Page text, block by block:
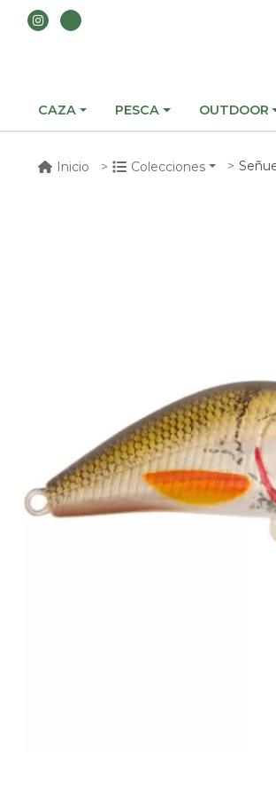
CAZA PESCA OUTDOOR
Inicio Colecciones